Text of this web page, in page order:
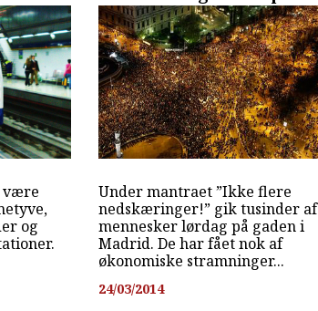
være
og
Under mantraet ”Ikke flere
nedskæringer!” gik tusinder af
mennesker lørdag på gaden i
Madrid. De har fået nok af
økonomiske stramninger...
24/03/2014